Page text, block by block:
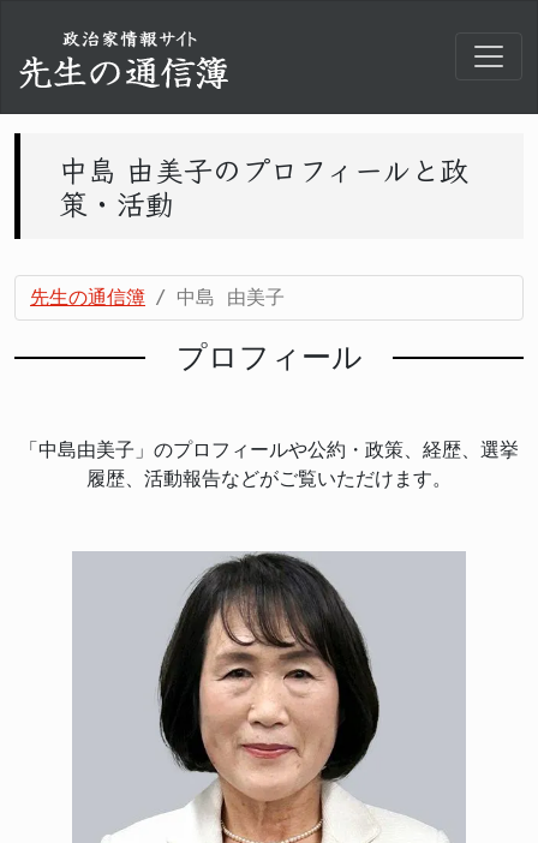
中島 由美子のプロフィールと政
策・活動
先生の通信簿 中島 由美子
プロフィール
「中島由美子」のプロフィールや公約・政策、経歴、選挙
履歴、活動報告などがご覧いただけます。